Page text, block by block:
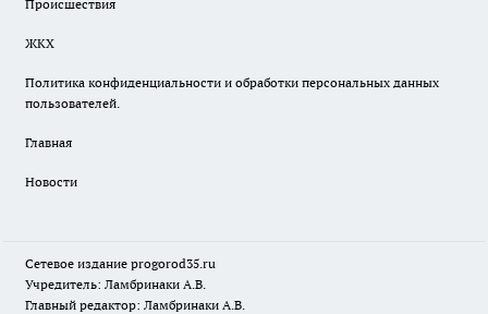
Происшествия
ЖКХ
Политика конфиденциальности и обработки персональных данных
пользователей.
Главная
Новости
Сетевое издание progorod35.ru
Учредитель: Ламбринаки А.В.
Главный редактор: Ламбринаки А.В.